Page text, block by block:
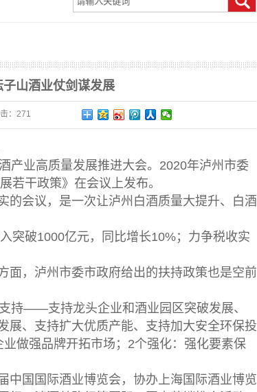
山酒业仗剑谋发展
： 271
业高质量发展推进大会。2020年泸州市委
若干政策》在会议上发布。
会议，是一次让泸州白酒质量大提升、白酒
破1000亿元，同比增长10%；力争税收实
，泸州市委市政府给出的扶持政策也是空前
——支持龙头企业和酒业园区突破发展、
展、支持扩大优质产能、支持加大安全环保投
做强品牌开拓市场；2个强化：强化要素保
国国际酒业博览会，协办上海国际酒业博览